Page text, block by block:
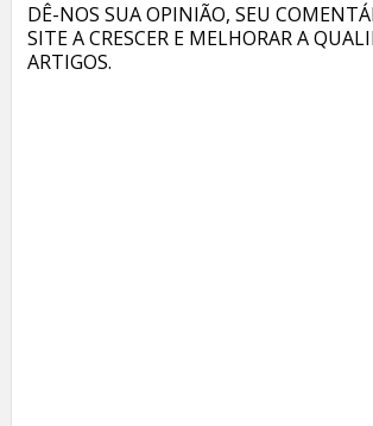
DÊ-NOS SUA OPINIÃO, SEU
SITE A CRESCER E MELHORAR A
ARTIGOS.